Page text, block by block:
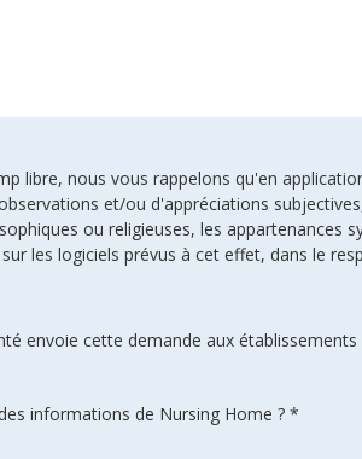
libre, nous vous rappelons qu'en
et/ou d'appréciations
ou religieuses, les
les logiciels prévus à cet effet, dans le
envoie cette demande aux
informations de Nursing Home ? *